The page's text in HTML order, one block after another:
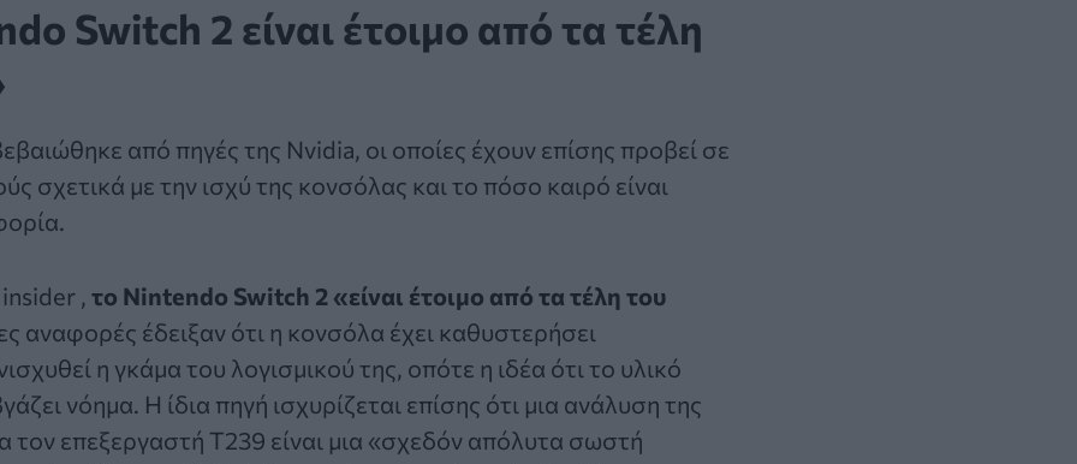
Switch 2 είναι έτοιμο από τα τέλη
από πηγές της Nvidia, οι οποίες έχουν επίσης προβεί σε
σχετικά με την ισχύ της κονσόλας και το πόσο καιρό είναι
, το Nintendo Switch 2 «είναι έτοιμο από τα τέλη του
αναφορές έδειξαν ότι η κονσόλα έχει καθυστερήσει
η γκάμα του λογισμικού της, οπότε η ιδέα ότι το υλικό
νόημα. Η ίδια πηγή ισχυρίζεται επίσης ότι μια ανάλυση της
τον επεξεργαστή T239 είναι μια «σχεδόν απόλυτα σωστή